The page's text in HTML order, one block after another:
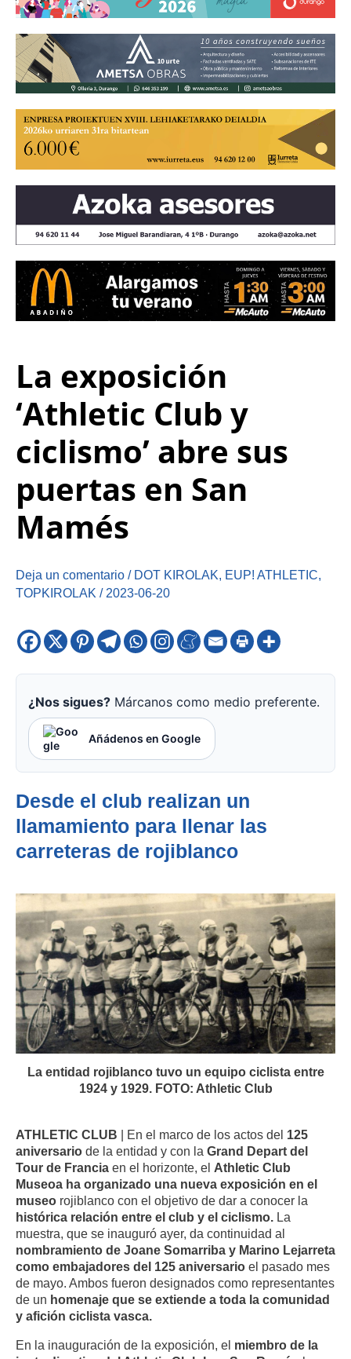
La exposición
‘Athletic Club y
ciclismo’ abre sus
puertas en San
Mamés
Deja un comentario / DOT KIROLAK, EUP! ATHLETIC,
TOPKIROLAK / 2023-06-20
¿Nos sigues? Márcanos como medio preferente.
Añádenos en Google
Desde el club realizan un
llamamiento para llenar las
carreteras de rojiblanco
La entidad rojiblanco tuvo un equipo ciclista entre
1924 y 1929. FOTO: Athletic Club
ATHLETIC CLUB | En el marco de los actos del 125
aniversario de la entidad y con la Grand Depart del
Tour de Francia en el horizonte, el Athletic Club
Museoa ha organizado una nueva exposición en el
museo rojiblanco con el objetivo de dar a conocer la
histórica relación entre el club y el ciclismo. La
muestra, que se inauguró ayer, da continuidad al
nombramiento de Joane Somarriba y Marino Lejarreta
como embajadores del 125 aniversario el pasado mes
de mayo. Ambos fueron designados como representantes
de un homenaje que se extiende a toda la comunidad
y afición ciclista vasca.
En la inauguración de la exposición, el miembro de la